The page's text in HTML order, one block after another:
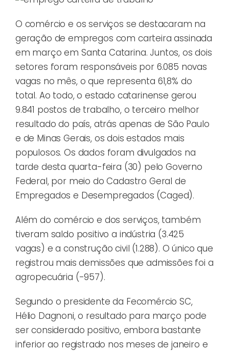
O comércio e os serviços se destacaram na
geração de empregos com carteira assinada
em março em Santa Catarina. Juntos, os dois
setores foram responsáveis por 6.085 novas
vagas no mês, o que representa 61,8% do
total. Ao todo, o estado catarinense gerou
9.841 postos de trabalho, o terceiro melhor
resultado do país, atrás apenas de São Paulo
e de Minas Gerais, os dois estados mais
populosos. Os dados foram divulgados na
tarde desta quarta-feira (30) pelo Governo
Federal, por meio do Cadastro Geral de
Empregados e Desempregados (Caged).
Além do comércio e dos serviços, também
tiveram saldo positivo a indústria (3.425
vagas) e a construção civil (1.288). O único que
registrou mais demissões que admissões foi a
agropecuária (-957).
Segundo o presidente da Fecomércio SC,
Hélio Dagnoni, o resultado para março pode
ser considerado positivo, embora bastante
inferior ao registrado nos meses de janeiro e